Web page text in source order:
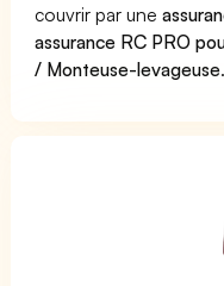
couvrir par une
assurance RC PRO
/ Monteuse-levageuse.